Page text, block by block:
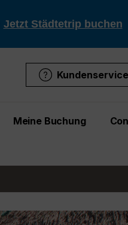
Jetzt Städtetrip buchen
Kundenservice
Meine Buchung